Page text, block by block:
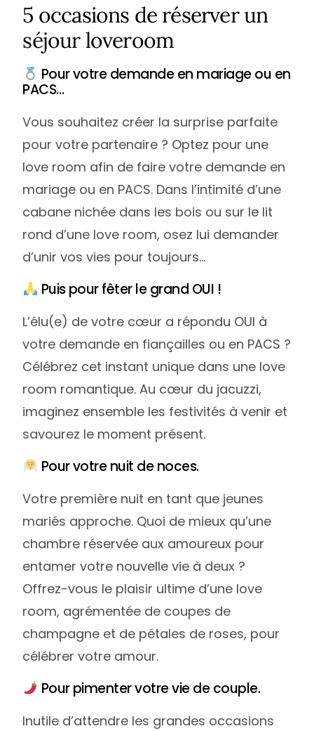
5 occasions de réserver un
séjour loveroom
Pour votre demande en mariage ou en
PACS…
Vous souhaitez créer la surprise parfaite
pour votre partenaire ? Optez pour une
love room afin de faire votre demande en
mariage ou en PACS. Dans l’intimité d’une
cabane nichée dans les bois ou sur le lit
rond d’une love room, osez lui demander
d’unir vos vies pour toujours…
Puis pour fêter le grand OUI !
L’élu(e) de votre cœur a répondu OUI à
votre demande en fiançailles ou en PACS ?
Célébrez cet instant unique dans une love
room romantique. Au cœur du jacuzzi,
imaginez ensemble les festivités à venir et
savourez le moment présent.
Pour votre nuit de noces.
Votre première nuit en tant que jeunes
mariés approche. Quoi de mieux qu’une
chambre réservée aux amoureux pour
entamer votre nouvelle vie à deux ?
Offrez-vous le plaisir ultime d’une love
room, agrémentée de coupes de
champagne et de pétales de roses, pour
célébrer votre amour.
Pour pimenter votre vie de couple.
Inutile d’attendre les grandes occasions